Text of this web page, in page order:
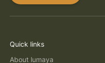
Quick links
About lumaya